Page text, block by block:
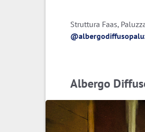
Struttura Faas,
Albergo